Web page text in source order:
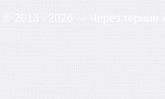
© 2013 - 2026 — Через